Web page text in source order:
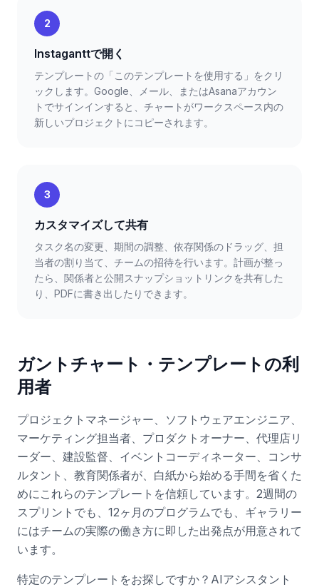
2
Instaganttで開く
テンプレートの「このテンプレートを使用する」をクリ
ックします。Google、メール、またはAsanaアカウン
トでサインインすると、チャートがワークスペース内の
新しいプロジェクトにコピーされます。
3
カスタマイズして共有
タスク名の変更、期間の調整、依存関係のドラッグ、担
当者の割り当て、チームの招待を行います。計画が整っ
たら、関係者と公開スナップショットリンクを共有した
り、PDFに書き出したりできます。
ガントチャート・テンプレートの利
用者
プロジェクトマネージャー、ソフトウェアエンジニア、
マーケティング担当者、プロダクトオーナー、代理店リ
ーダー、建設監督、イベントコーディネーター、コンサ
ルタント、教育関係者が、白紙から始める手間を省くた
めにこれらのテンプレートを信頼しています。2週間の
スプリントでも、12ヶ月のプログラムでも、ギャラリー
にはチームの実際の働き方に即した出発点が用意されて
います。
特定のテンプレートをお探しですか？AIアシスタント